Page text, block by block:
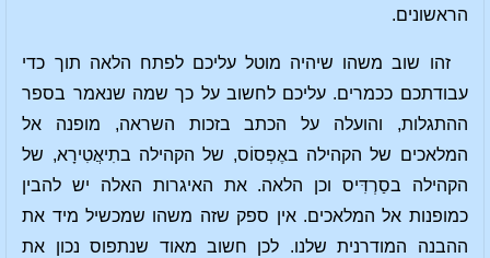
הראשונים.
זהו שוב משהו שיהיה מוטל עליכם לפתח הלאה תוך כדי
עבודתכם ככמרים. עליכם לחשוב על כך שמה שנאמר בספר
ההתגלות, והועלה על הכתב בזכות השראה, מופנה אל
המלאכים של הקהילה באֶפְסוֹס, של הקהילה בתִיאֲטִירָא, של
הקהילה בסַרְדִּיס וכן הלאה. את האיגרות האלה יש להבין
כמופנות אל המלאכים. אין ספק שזה משהו שמכשיל מיד את
ההבנה המודרנית שלנו. לכן חשוב מאוד שנתפוס נכון את